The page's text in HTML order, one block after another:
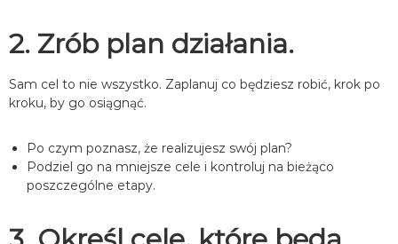
2. Zrób plan działania.
Sam cel to nie wszystko. Zaplanuj co będziesz robić, krok po
kroku, by go osiągnąć.
Po czym poznasz, że realizujesz swój plan?
Podziel go na mniejsze cele i kontroluj na bieżąco
poszczególne etapy.